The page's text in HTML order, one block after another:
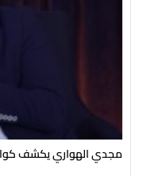
مجدي الهواري يكشف